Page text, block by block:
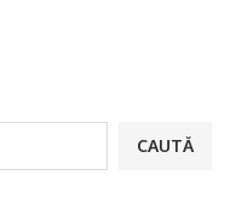
CAUTĂ